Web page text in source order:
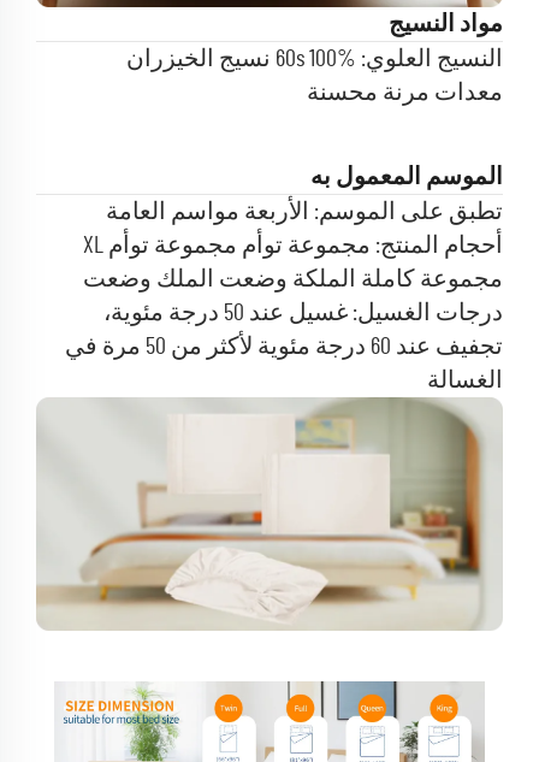
مواد النسيج
النسيج العلوي: 60s 100% نسيج الخيزران
معدات مرنة محسنة
الموسم المعمول به
تطبق على الموسم: الأربعة مواسم العامة
أحجام المنتج: مجموعة توأم مجموعة توأم XL
مجموعة كاملة الملكة وضعت الملك وضعت
درجات الغسيل: غسيل عند 50 درجة مئوية،
تجفيف عند 60 درجة مئوية لأكثر من 50 مرة في
الغسالة